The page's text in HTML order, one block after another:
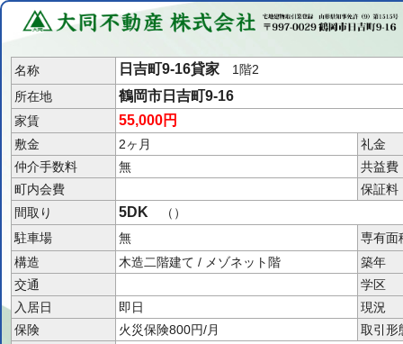
名称 日吉町9-16貸家 1階2
所在地
鶴岡市日吉町9-16
家賃 55,000円
敷金 2ヶ月
礼金
仲介手数料
無
共益費
町内会費
保証料
間取り
5DK （）
駐車場
無
専有面
構造
木造二階建て / メゾネット階
築年
交通
学区
入居日
即日
現況
保険
火災保険800円/月
取引形